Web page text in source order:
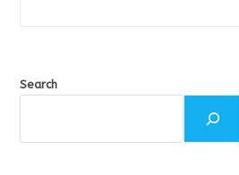
Search